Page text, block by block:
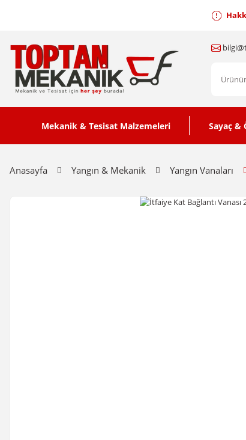
Mekanik & Tesisat Malzemeleri Sayaç &
Anasayfa Yangın & Mekanik Yangın Vanaları